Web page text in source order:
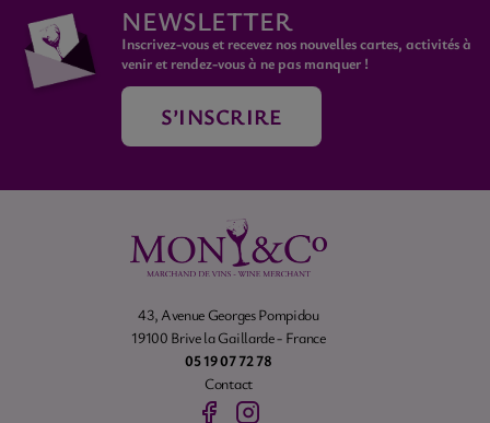
NEWSLETTER
Inscrivez-vous et recevez nos nouvelles cartes, activités à
venir et rendez-vous à ne pas manquer !
S’INSCRIRE
43, Avenue Georges Pompidou
19100 Brive la Gaillarde - France
05 19 07 72 78
Contact